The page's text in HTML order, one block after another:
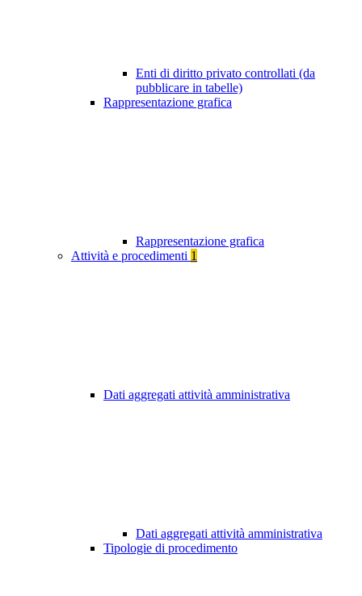
Enti di diritto privato controllati (da
pubblicare in tabelle)
Rappresentazione grafica
Rappresentazione grafica
Attività e procedimenti 1
Dati aggregati attività amministrativa
Dati aggregati attività amministrativa
Tipologie di procedimento